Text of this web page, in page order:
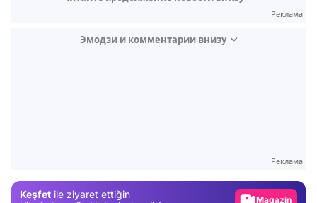
Реклама
Эмодзи и комментарии внизу
Реклама
Keşfet ile ziyaret ettiğin
Magazin